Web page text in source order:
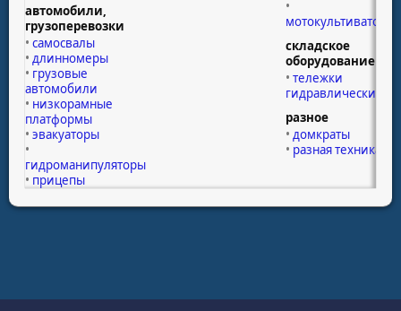
автомобили,
грузоперевозки
самосвалы
длинномеры
грузовые
автомобили
низкорамные
платформы
эвакуаторы
гидроманипуляторы
прицепы
мотокультиваторы
складское
оборудование
тележки
гидравлические
разное
домкраты
разная техника